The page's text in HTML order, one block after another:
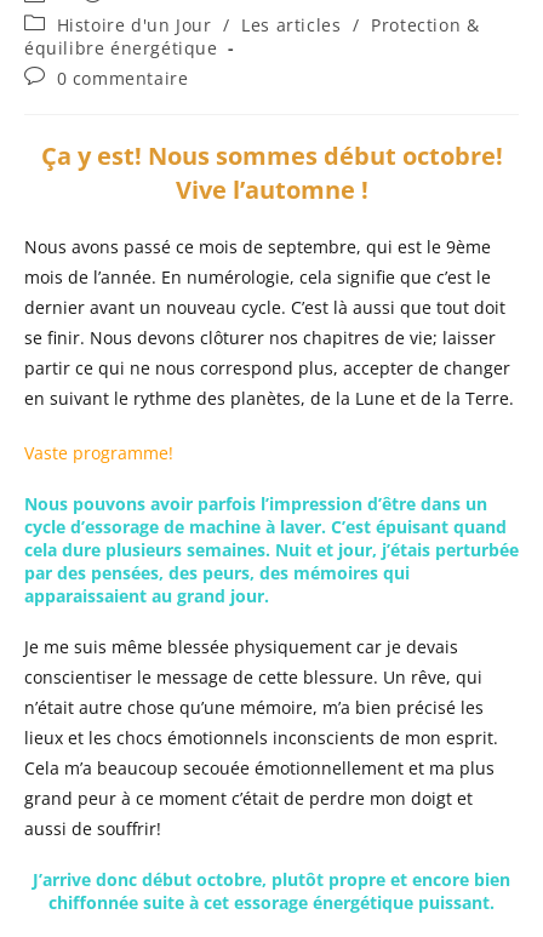
de
la
publication :
publiée :
Post
category:
Histoire d'un Jour / Les articles / Protection &
équilibre énergétique
Commentaires
publication :
0 commentaire
Ça y est! Nous sommes début octobre!
Vive l’automne !
Nous avons passé ce mois de septembre, qui est le 9ème
mois de l’année. En numérologie, cela signifie que c’est le
dernier avant un nouveau cycle. C’est là aussi que tout doit
se finir. Nous devons clôturer nos chapitres de vie; laisser
partir ce qui ne nous correspond plus, accepter de changer
en suivant le rythme des planètes, de la Lune et de la Terre.
Vaste programme!
Nous pouvons avoir parfois l’impression d’être dans un
cycle d’essorage de machine à laver. C’est épuisant quand
cela dure plusieurs semaines. Nuit et jour, j’étais perturbée
par des pensées, des peurs, des mémoires qui
apparaissaient au grand jour.
Je me suis même blessée physiquement car je devais
conscientiser le message de cette blessure. Un rêve, qui
n’était autre chose qu’une mémoire, m’a bien précisé les
lieux et les chocs émotionnels inconscients de mon esprit.
Cela m’a beaucoup secouée émotionnellement et ma plus
grand peur à ce moment c’était de perdre mon doigt et
aussi de souffrir!
J’arrive donc début octobre, plutôt propre et encore bien
chiffonnée suite à cet essorage énergétique puissant.